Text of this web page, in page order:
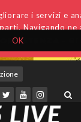
OK
i servizi e
Navigando